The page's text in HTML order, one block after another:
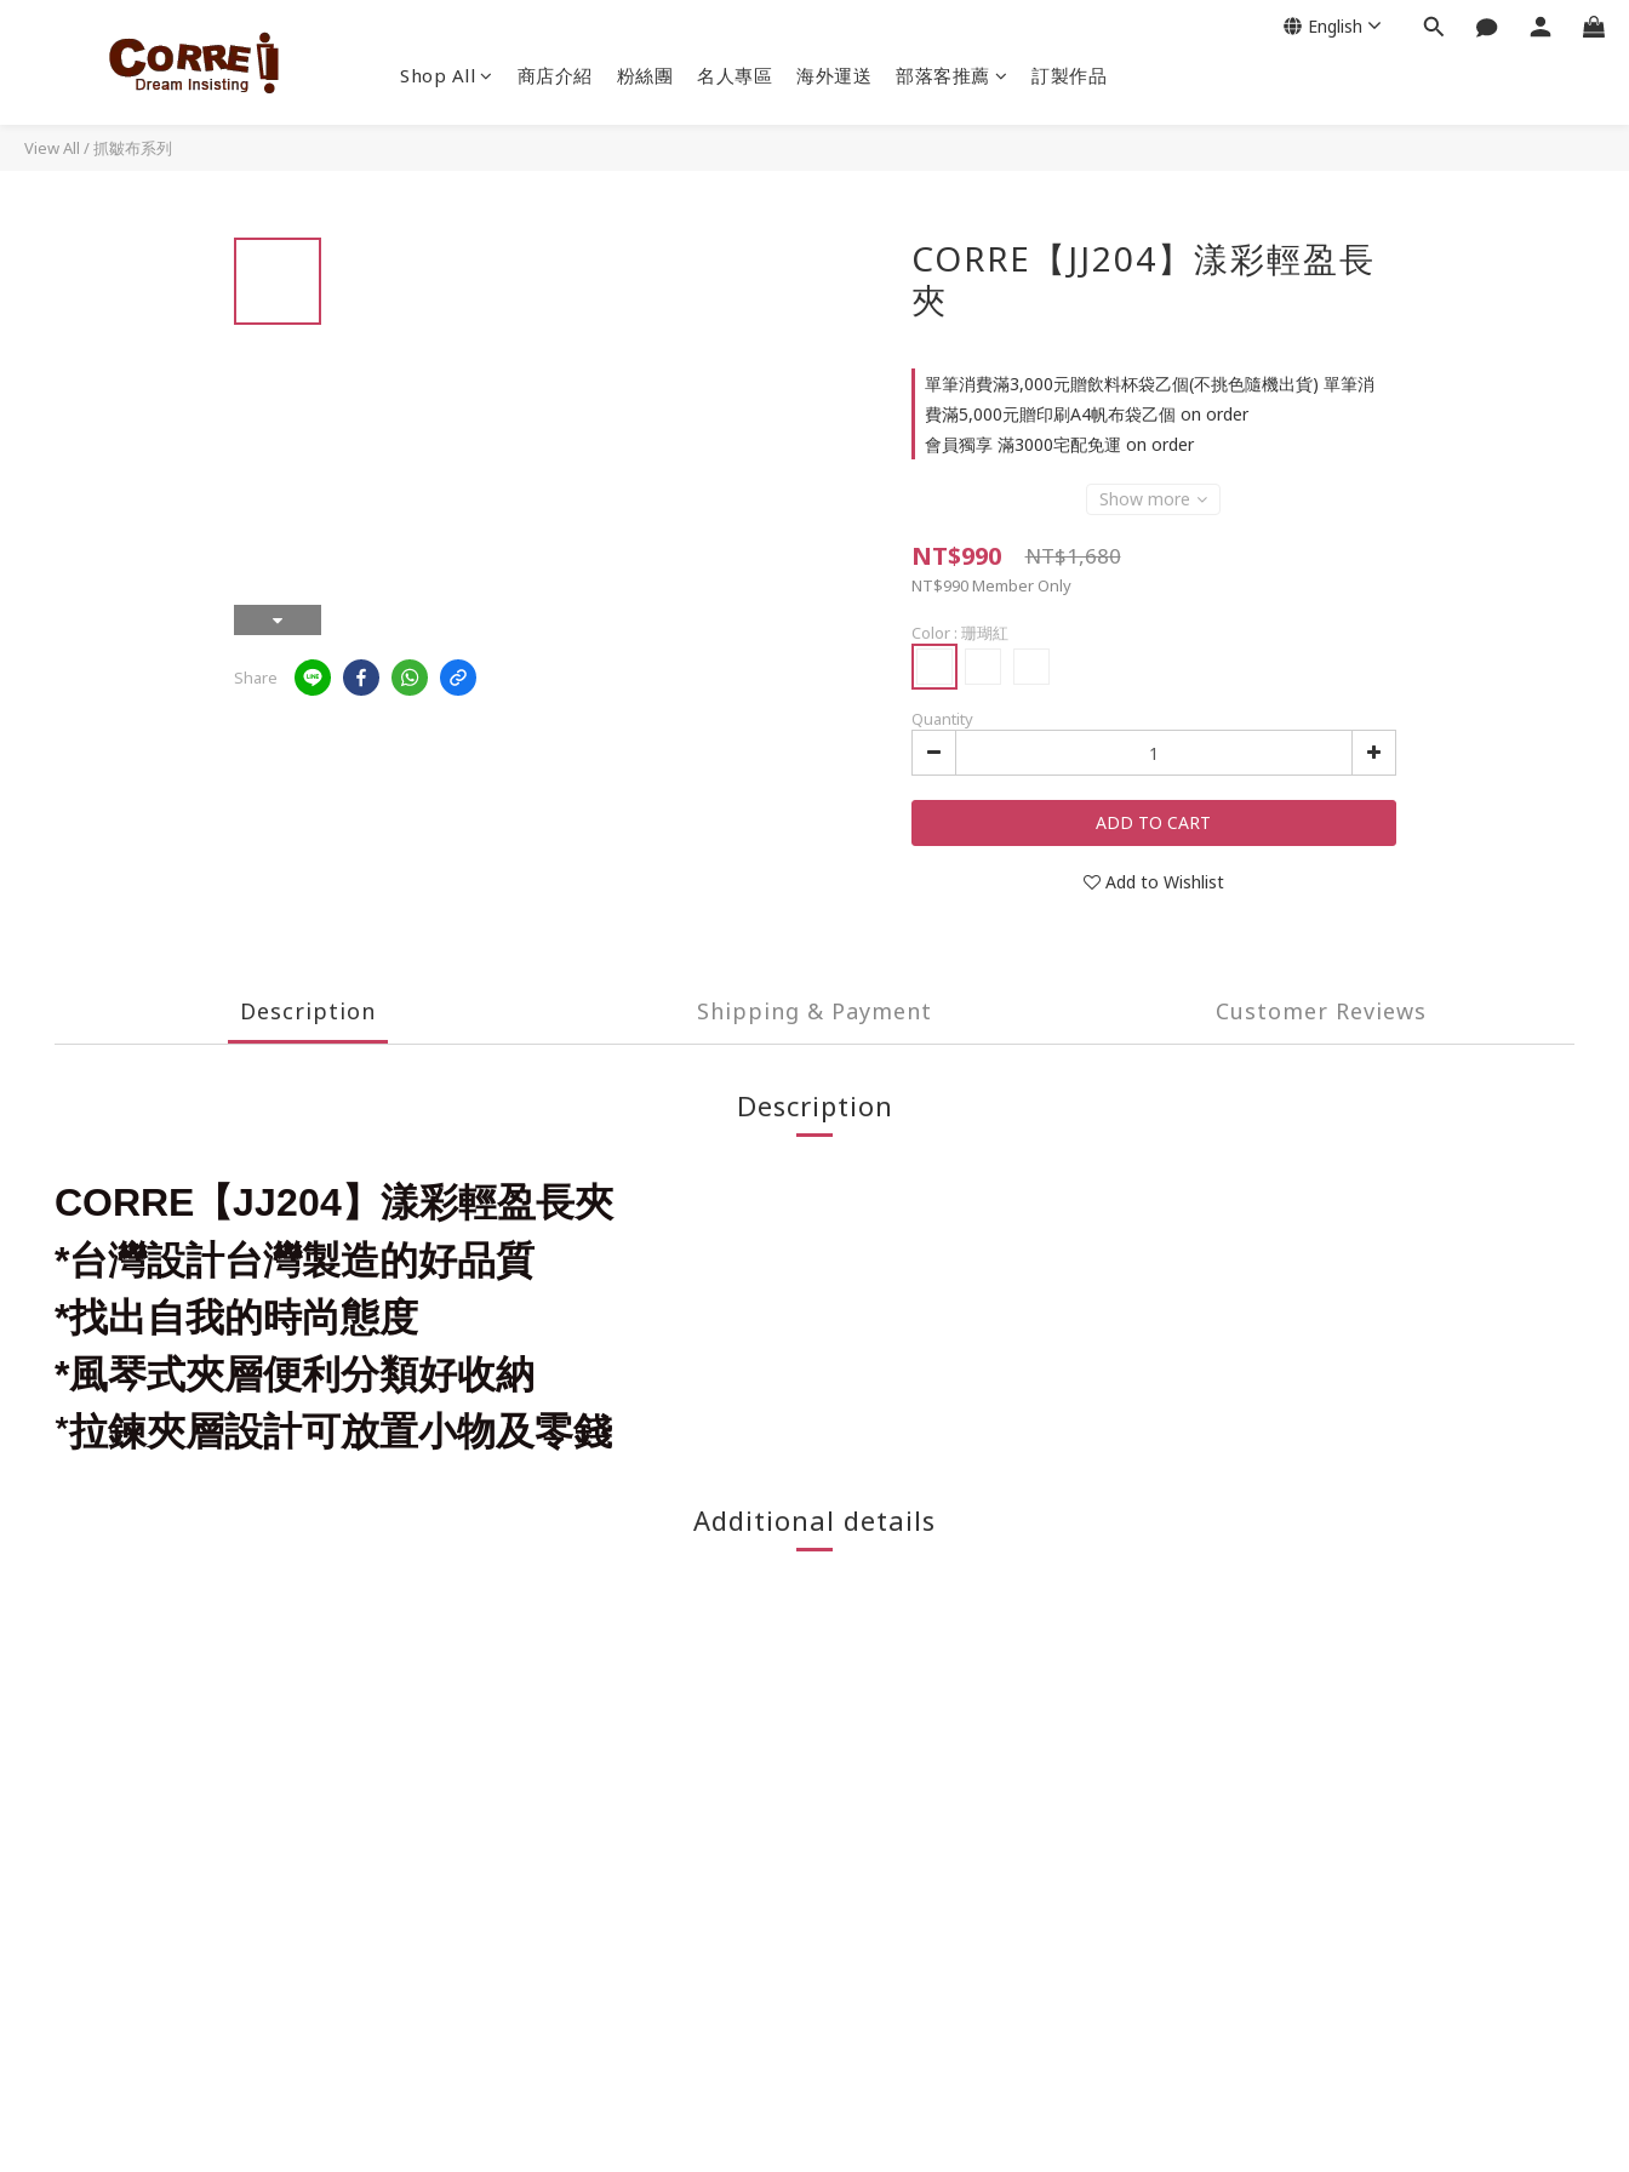
Shop All 商店介紹 粉絲團 名人專區 海外運送 部落客推薦 訂製作品
English
View All /抓皺布系列
Share
CORRE【JJ204】漾彩輕盈長
夾
單筆消費滿3,000元贈飲料杯袋乙個(不挑色隨機出貨) 單筆消
費滿5,000元贈印刷A4帆布袋乙個 on order
會員獨享 滿3000宅配免運 on order
Show more
NT$990 NT$1,680
NT$990 Member Only
Color : 珊瑚紅
Quantity
ADD TO CART
Add to Wishlist
Description Shipping & Payment Customer Reviews
Description
CORRE【JJ204】漾彩輕盈長夾
*台灣設計台灣製造的好品質
*找出自我的時尚態度
*風琴式夾層便利分類好收納
*拉鍊夾層設計可放置小物及零錢
Additional details